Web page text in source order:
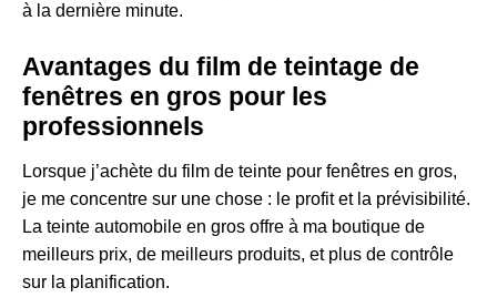
à la dernière minute.
Avantages du film de teintage de
fenêtres en gros pour les
professionnels
Lorsque j’achète du film de teinte pour fenêtres en gros,
je me concentre sur une chose : le profit et la prévisibilité.
La teinte automobile en gros offre à ma boutique de
meilleurs prix, de meilleurs produits, et plus de contrôle
sur la planification.